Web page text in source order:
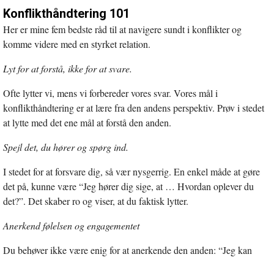
Konflikthåndtering 101
Her er mine fem bedste råd til at navigere sundt i konflikter og
komme videre med en styrket relation.
Lyt for at forstå, ikke for at svare.
Ofte lytter vi, mens vi forbereder vores svar. Vores mål i
konflikthåndtering er at lære fra den andens perspektiv. Prøv i stedet
at lytte med det ene mål at forstå den anden.
Spejl det, du hører og spørg ind.
I stedet for at forsvare dig, så vær nysgerrig. En enkel måde at gøre
det på, kunne være “Jeg hører dig sige, at … Hvordan oplever du
det?”. Det skaber ro og viser, at du faktisk lytter.
Anerkend følelsen og engagementet
Du behøver ikke være enig for at anerkende den anden: “Jeg kan